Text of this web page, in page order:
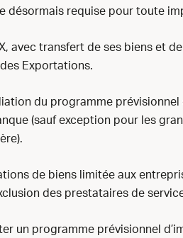
désormais requise pour toute
avec transfert de ses biens et
des Exportations.
du programme prévisionnel
(sauf exception pour les
de biens limitée aux
des prestataires de
un programme prévisionnel